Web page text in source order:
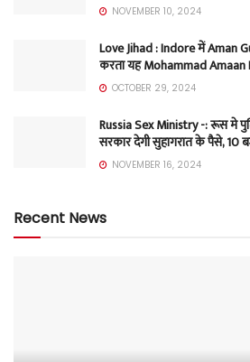
NOVEMBER 10, 2024
Love Jihad : Indore में Aman
करता यह Mohammad Amaan
OCTOBER 29, 2024
Russia Sex Ministry -: रूस मे
सरकार देगी सुहागरात के पैसे, 10
NOVEMBER 16, 2024
Recent News